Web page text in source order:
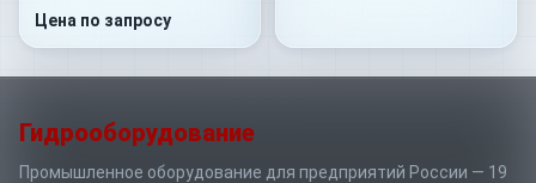
400 Бар 1/4"NPT -60
Цена по запросу
Гидрооборудование
Промышленное оборудование для предприятий России — 19